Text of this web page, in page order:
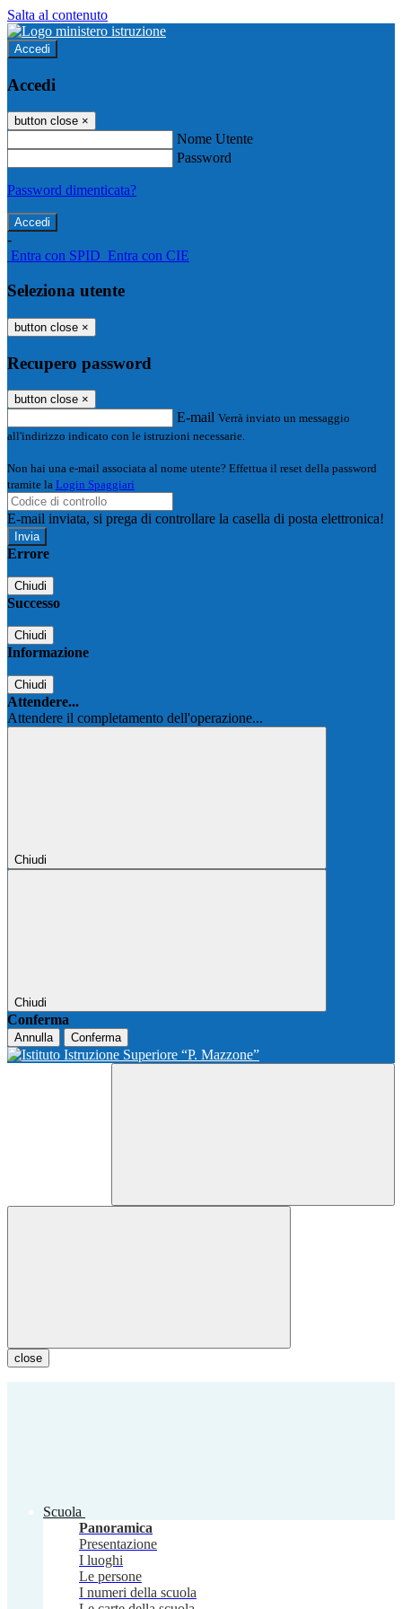
Salta al contenuto
Accedi
Accedi
button close ×
Nome Utente
Password
Password dimenticata?
-
Entra con SPID Entra con CIE
Seleziona utente
button close ×
Recupero password
button close ×
E-mail Verrà inviato un messaggio
all'indirizzo indicato con le istruzioni necessarie.
Non hai una e-mail associata al nome utente? Effettua il reset della password
tramite la Login Spaggiari
E-mail inviata, si prega di controllare la casella di posta elettronica!
Errore
Chiudi
Successo
Chiudi
Informazione
Chiudi
Attendere...
Attendere il completamento dell'operazione...
Chiudi
Chiudi
Conferma
Annulla Conferma
close
Scuola
Panoramica
Presentazione
I luoghi
Le persone
I numeri della scuola